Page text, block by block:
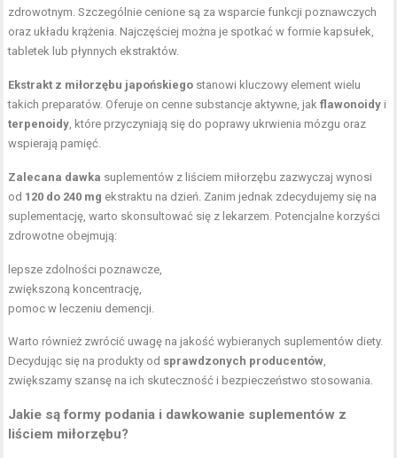
zdrowotnym. Szczególnie cenione są za wsparcie funkcji poznawczych
oraz układu krążenia. Najczęściej można je spotkać w formie kapsułek,
tabletek lub płynnych ekstraktów.
Ekstrakt z miłorzębu japońskiego stanowi kluczowy element wielu
takich preparatów. Oferuje on cenne substancje aktywne, jakflawonoidy i
terpenoidy, które przyczyniają się do poprawy ukrwienia mózgu oraz
wspierają pamięć.
Zalecana dawka suplementów z liściem miłorzębu zazwyczaj wynosi
od 120 do 240 mg ekstraktu na dzień. Zanim jednak zdecydujemy się na
suplementację, warto skonsultować się z lekarzem. Potencjalne korzyści
zdrowotne obejmują:
lepsze zdolności poznawcze,
zwiększoną koncentrację,
pomoc w leczeniu demencji.
Warto również zwrócić uwagę na jakość wybieranych suplementów diety.
Decydując się na produkty od sprawdzonych producentów,
zwiększamy szansę na ich skuteczność i bezpieczeństwo stosowania.
Jakie są formy podania i dawkowanie suplementów z
liściem miłorzębu?